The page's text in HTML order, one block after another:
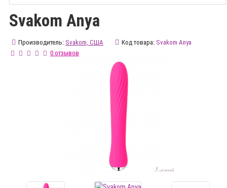
Svakom Anya
Производитель: Svakom, США Код товара: Svakom Anya
0 отзывов